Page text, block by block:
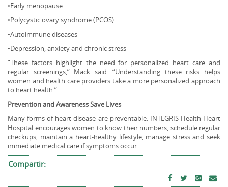
•Early menopause
•Polycystic ovary syndrome (PCOS)
•Autoimmune diseases
•Depression, anxiety and chronic stress
“These factors highlight the need for personalized heart care and
regular screenings,” Mack said. “Understanding these risks helps
women and health care providers take a more personalized approach
to heart health.”
Prevention and Awareness Save Lives
Many forms of heart disease are preventable. INTEGRIS Health Heart
Hospital encourages women to know their numbers, schedule regular
checkups, maintain a heart-healthy lifestyle, manage stress and seek
immediate medical care if symptoms occur.
Compartir: